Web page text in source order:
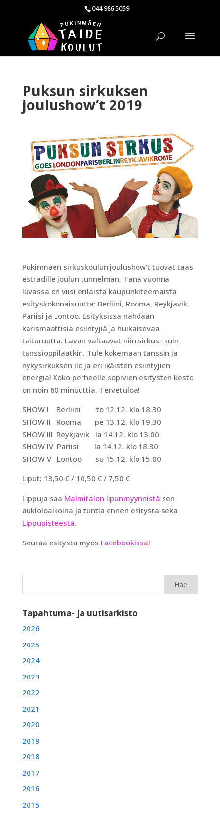
044 986 5059
Puksun sirkuksen
joulushow’t 2019
Pukinmäen sirkuskoulun joulushow’t tuovat taas
estradille joulun tunnelman. Tänä vuonna
luvassa on viisi erilaista kaupunkiteemaista
esityskokonaisuutta: Berliini, Rooma, Reykjavik,
Pariisi ja Lontoo. Esityksissä nähdään
karismaattisia esiintyjiä ja huikaisevaa
taituruutta. Lavan valtaavat niin sirkus- kuin
tanssioppilaatkin. Tule kokemaan tanssin ja
nykysirkuksen ilo ja eri ikäisten esiintyjien
energia! Koko perheelle sopivien esitysten kesto
on noin 60 minuuttia. Tervetuloa!
SHOW I Berliini to 12.12. klo 18.30
SHOW II Rooma pe 13.12. klo 19.30
SHOW III Reykjavik la 14.12. klo 13.00
SHOW IV Pariisi la 14.12. klo 18.30
SHOW V Lontoo su 15.12. klo 15.00
Liput: 13,50 € / 10,50 € / 7,50 €
Lippuja saa Malmitalon lipunmyynnistä sen
aukioloaikoina ja tuntia ennen esitystä sekä
Lippupisteestä.
Seuraa esitystä myös Facebookissa!
Tapahtuma- ja uutisarkisto
2026
2025
2024
2023
2022
2021
2020
2019
2018
2017
2016
2015